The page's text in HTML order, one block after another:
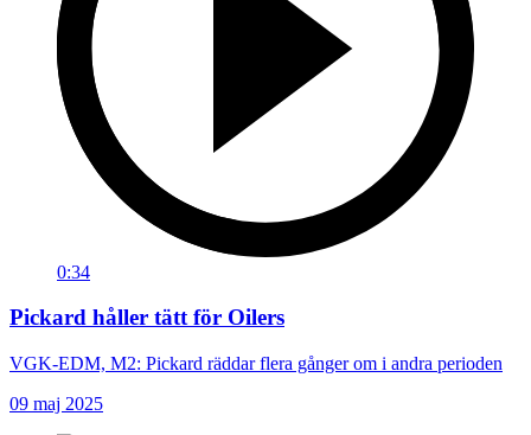
0:34
Pickard håller tätt för Oilers
VGK-EDM, M2: Pickard räddar flera gånger om i andra perioden
09 maj 2025